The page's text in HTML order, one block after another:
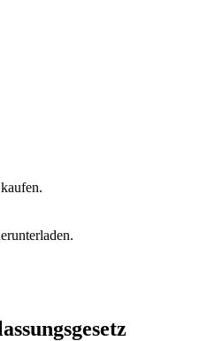
kaufen.